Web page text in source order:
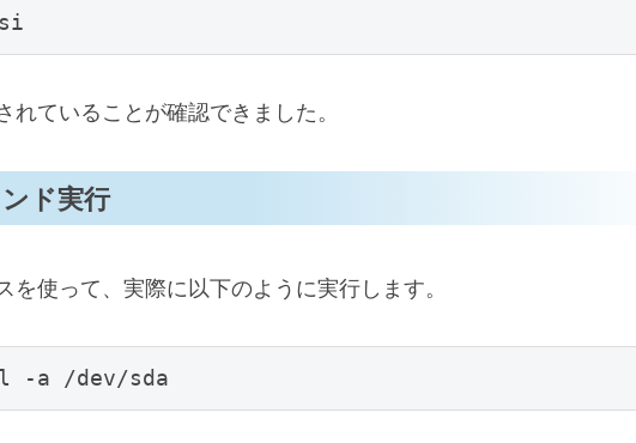
れていることが確認できました。
ド実行
を使って、実際に以下のように実行します。